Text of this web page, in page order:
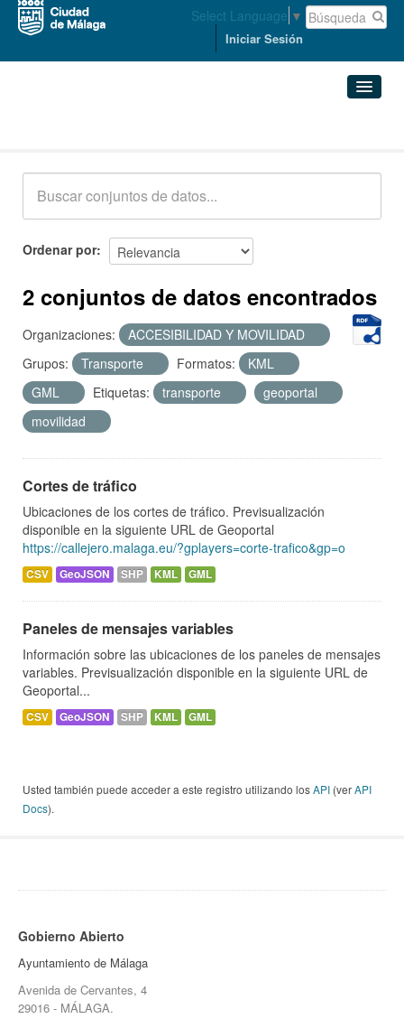
Select Language ▼
Iniciar Sesión
Acerca de
Ordenar por
2 conjuntos de datos encontrados
Organizaciones:
ACCESIBILIDAD Y MOVILIDAD
Grupos:
Transporte Formatos:
KML
GML
Etiquetas: transporte
geoportal
movilidad
Cortes de tráfico
Ubicaciones de los cortes de tráfico. Previsualización
disponible en la siguiente URL de Geoportal
https://callejero.malaga.eu/?gplayers=corte-trafico&gp=o
CSV GeoJSON SHP KML GML
Paneles de mensajes variables
Información sobre las ubicaciones de los paneles de mensajes
variables. Previsualización disponible en la siguiente URL de
Geoportal...
CSV GeoJSON SHP KML GML
Usted también puede acceder a este registro utilizando losAPI (verAPI
Docs).
Gobierno Abierto
Ayuntamiento de Málaga
Avenida de Cervantes, 4
29016 - MÁLAGA.